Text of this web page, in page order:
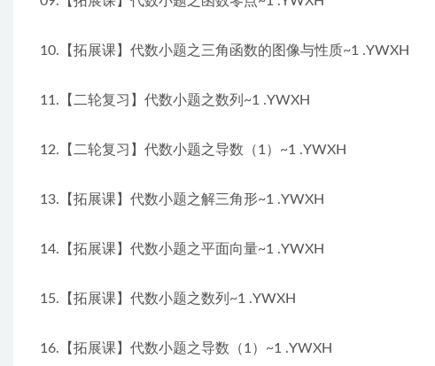
10.【拓展课】代数小题之三角函数的图像与性质~1 .YWXH
11.【二轮复习】代数小题之数列~1 .YWXH
12.【二轮复习】代数小题之导数（1）~1 .YWXH
13.【拓展课】代数小题之解三角形~1 .YWXH
14.【拓展课】代数小题之平面向量~1 .YWXH
15.【拓展课】代数小题之数列~1 .YWXH
16.【拓展课】代数小题之导数（1）~1 .YWXH